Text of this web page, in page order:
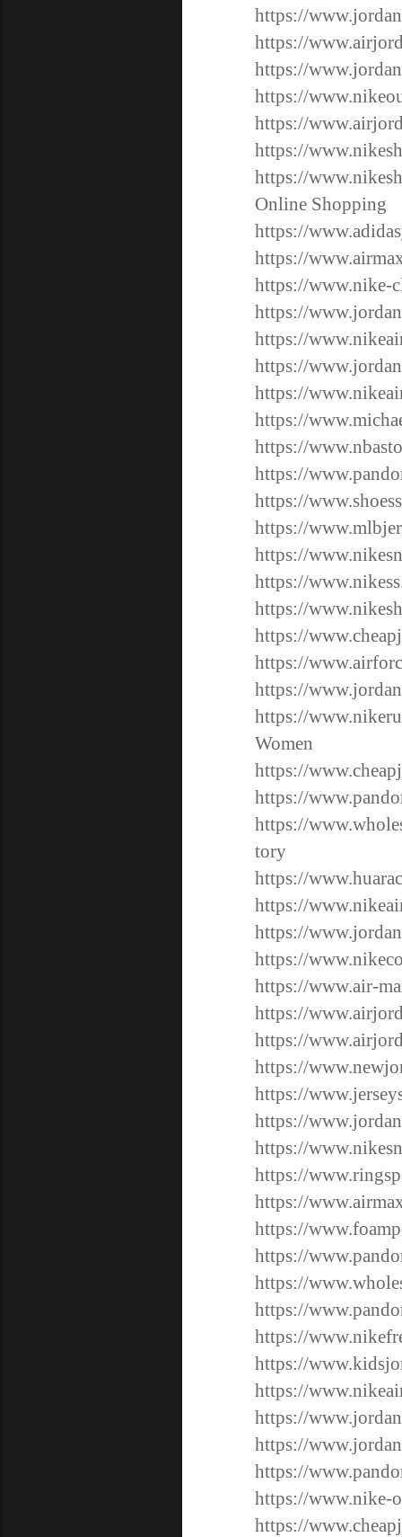
https://
https://
https://
https://
https://
https://
https://
Online Shopping
https://
https://
https://www.nike-
https://
https://
https://
https://
https://
https://
https://
https://
https://
https://
https://
https://
https://
https://
https://
https://
Women
https://
https://
https://
tory
https://
https://
https://
https://
https://www.air-
https://
https://
https://
https://
https://
https://
https://
https://
https://
https://
https://
https://
https://
https://
https://
https://
https://
https://
https://www.nike-
https://